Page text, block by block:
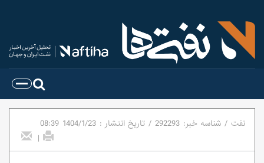
نفت / شناسه خبر: 292293
/ تاریخ انتشار : 1404/1/23
08:39
|